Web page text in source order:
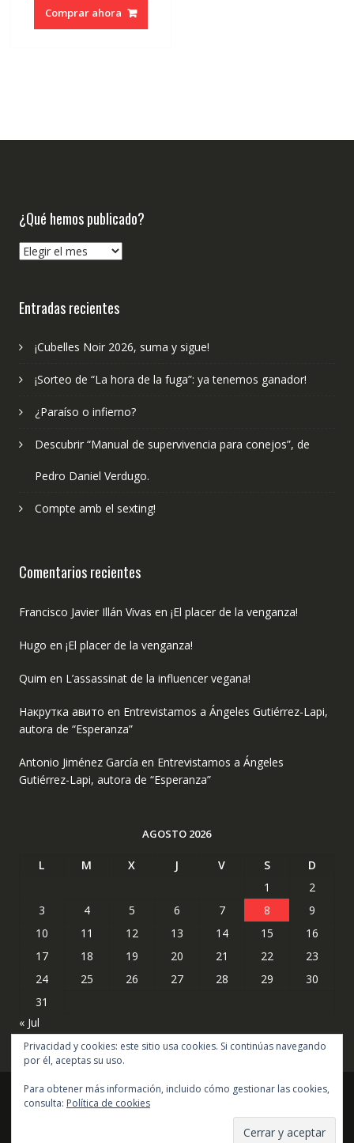
Comprar ahora
¿Qué hemos publicado?
¿Qué
Entradas recientes
¡Cubelles Noir 2026, suma y sigue!
¡Sorteo de “La hora de la fuga”: ya tenemos ganador!
¿Paraíso o infierno?
Descubrir “Manual de supervivencia para conejos”, de
Pedro Daniel Verdugo.
Compte amb el sexting!
Comentarios recientes
Francisco Javier Illán Vivas en ¡El placer de la venganza!
Hugo en ¡El placer de la venganza!
Quim en L’assassinat de la influencer vegana!
Накрутка авито en Entrevistamos a Ángeles Gutiérrez-Lapi,
autora de “Esperanza”
Antonio Jiménez García en Entrevistamos a Ángeles
Gutiérrez-Lapi, autora de “Esperanza”
AGOSTO 2026
L M X J V S
D
1
2
3
4 5 6 7 8
9
10
11 12 13 14 15
16
17
18 19 20 21 22
23
24
25 26 27 28 29
30
31
« Jul
Copyright © todos los derechos reservados
Acme Themes
Privacidad y cookies: este sitio usa cookies. Si continúas navegando
por él, aceptas su uso.
Para obtener más información, incluido cómo gestionar las cookies,
consulta: Política de cookies